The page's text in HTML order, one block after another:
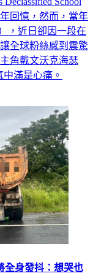
回憶，然而，當年
，近日卻因一段在
全球粉絲感到震驚
角戴文沃克海瑟
中滿是心痛。
身發抖：想哭也